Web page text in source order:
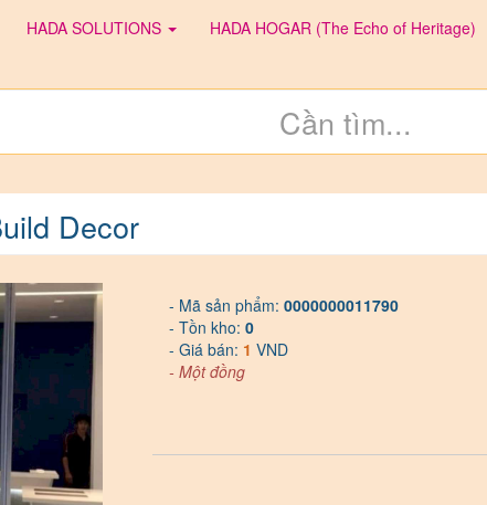
HADA SOLUTIONS HADA HOGAR (The Echo of Heritage)
Decor
- Mã sản phẩm: 0000000011790
- Tồn kho: 0
- Giá bán: 1 VND
- Một đồng